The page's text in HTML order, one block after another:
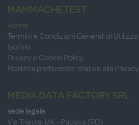
MAMMACHETEST
Home
Termini e Condizioni Generali di Utilizzo
Iscriviti
Privacy e Cookie Policy
Modifica preferenze relative alla Privacy
MEDIA DATA FACTORY SRL
sede legale
Via Trieste 1/A – Padova (PD)